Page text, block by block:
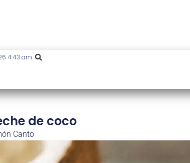
4:43 am
de coco
Canto